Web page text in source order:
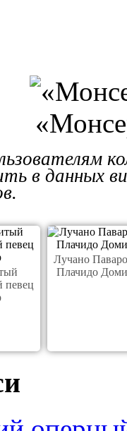
в данных
певец
Лучано
Плачидо